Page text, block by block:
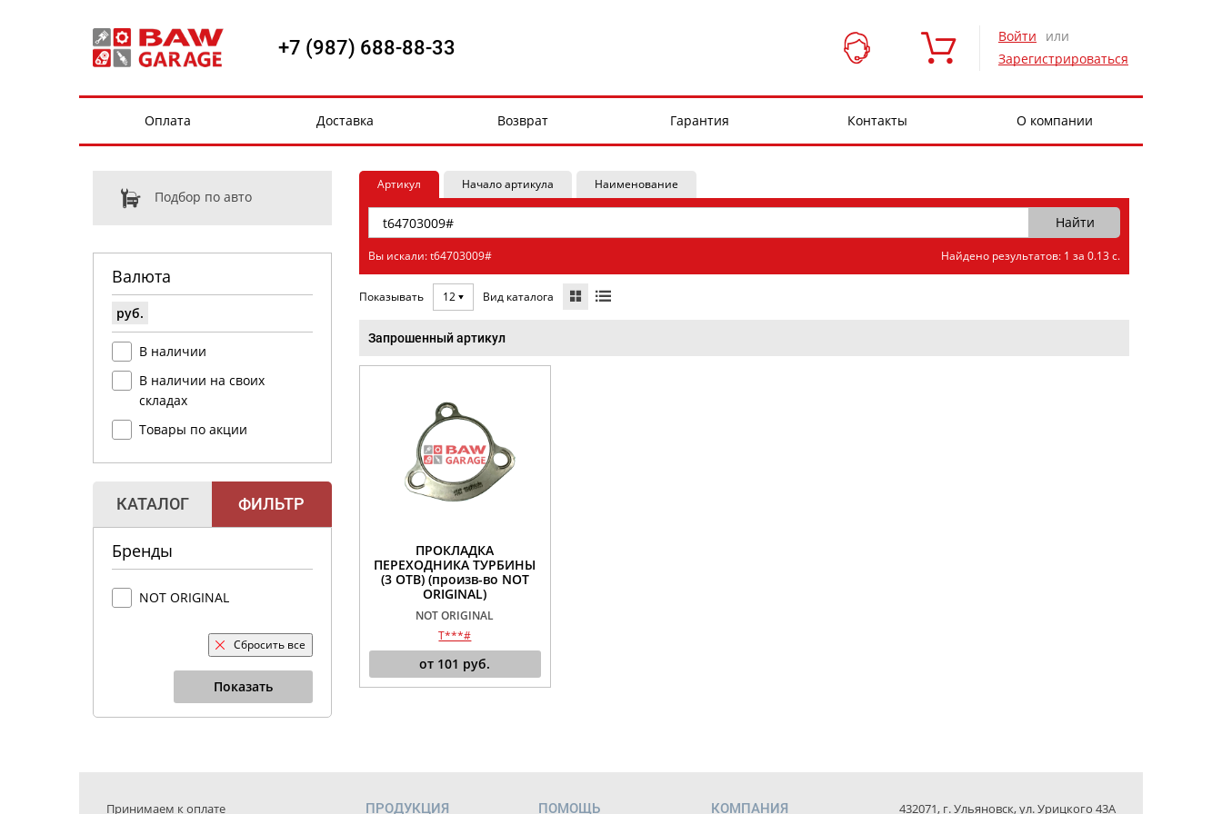
+7 (987) 688-88-33 Войти
или
Зарегистрироваться
Оплата Доставка Возврат Гарантия Контакты О компании
Подбор по авто
Валюта
руб.
В наличии
В наличии на своих
складах
Товары по акции
КАТАЛОГ ФИЛЬТР
Бренды
NOT ORIGINAL
Сбросить все
Показать
Артикул Начало артикула Наименование
Вы искали: t64703009# Найдено результатов: 1 за 0.13 с.
Показывать 12 Вид каталога
Запрошенный артикул
ПРОКЛАДКА
ПЕРЕХОДНИКА ТУРБИНЫ
(3 ОТВ) (произв-во NOT
ORIGINAL)
NOT ORIGINAL
T***#
от 101 руб.
Принимаем к оплате ПРОДУКЦИЯ ПОМОЩЬ КОМПАНИЯ 432071, г. Ульяновск, ул. Урицкого 43А